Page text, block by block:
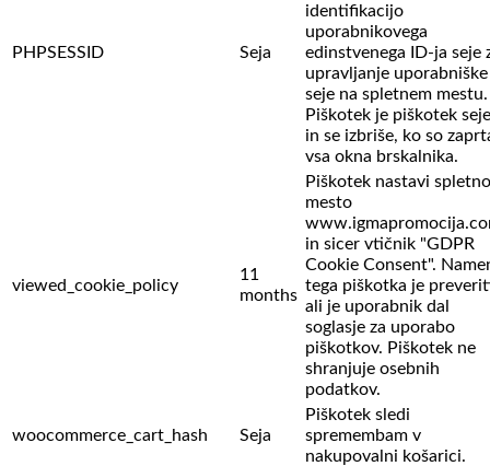
PHPSESSID Seja
identifikacijo
uporabnikovega
edinstvenega ID-ja seje
upravljanje uporabniške
seje na spletnem mestu.
Piškotek je piškotek seje
in se izbriše, ko so
vsa okna brskalnika.
viewed_cookie_policy
11
months
Piškotek nastavi spletno
mesto
in sicer vtičnik "GDPR
Cookie Consent".
tega piškotka je
ali je uporabnik dal
soglasje za uporabo
piškotkov. Piškotek ne
shranjuje osebnih
podatkov.
woocommerce_cart_hash Seja
Piškotek sledi
spremembam v
nakupovalni košarici.